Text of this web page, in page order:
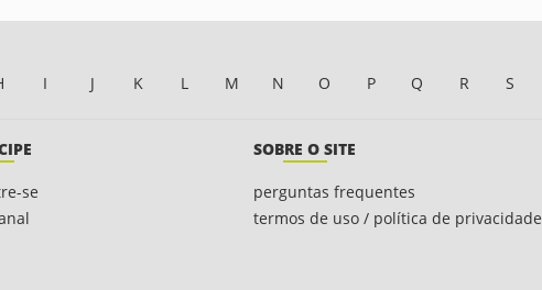
I J K L M N O P Q R S
se
SOBRE O SITE
perguntas frequentes
termos de uso / política de privacidade